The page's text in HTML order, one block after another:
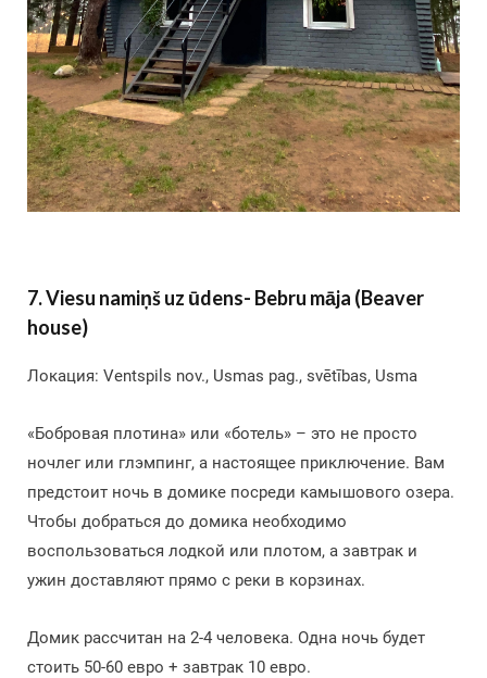
7. Viesu namiņš uz ūdens- Bebru māja (Beaver
house)
Локация: Ventspils nov., Usmas pag., svētības, Usma
«Бобровая плотина» или «ботель» – это не просто
ночлег или глэмпинг, а настоящее приключение. Вам
предстоит ночь в домике посреди камышового озера.
Чтобы добраться до домика необходимо
воспользоваться лодкой или плотом, а завтрак и
ужин доставляют прямо с реки в корзинах.
Домик рассчитан на 2-4 человека. Одна ночь будет
стоить 50-60 евро + завтрак 10 евро.